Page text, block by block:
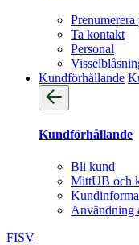
Ta kontakt
Personal
Kundförhållande
Kundförhållande
Bli kund
MittUB och
Användning
FISV